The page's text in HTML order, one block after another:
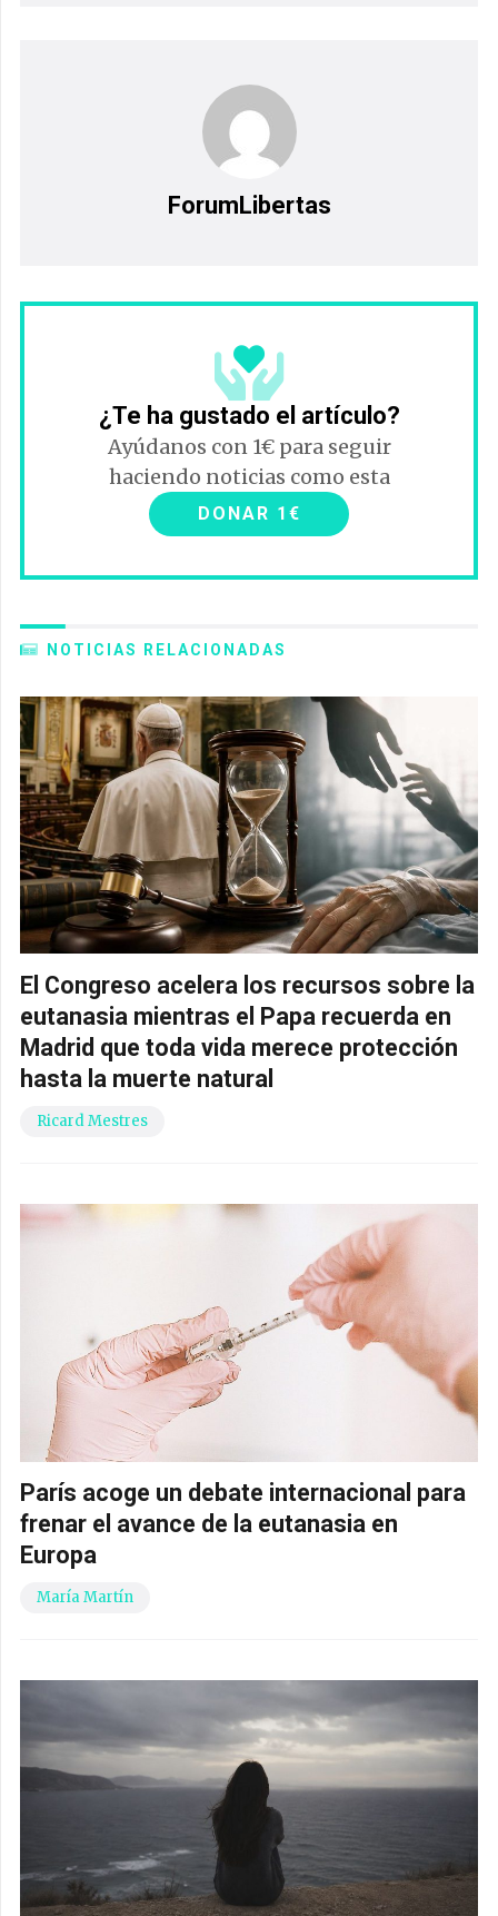
ForumLibertas
¿Te ha gustado el artículo?
Ayúdanos con 1€ para seguir
haciendo noticias como esta
DONAR 1€
NOTICIAS RELACIONADAS
El Congreso acelera los recursos sobre la
eutanasia mientras el Papa recuerda en
Madrid que toda vida merece protección
hasta la muerte natural
Ricard Mestres
París acoge un debate internacional para
frenar el avance de la eutanasia en
Europa
María Martín